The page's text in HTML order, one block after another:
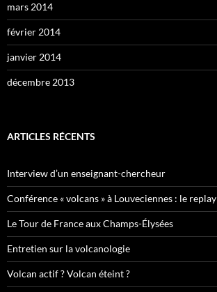
mars 2014
février 2014
janvier 2014
décembre 2013
ARTICLES RÉCENTS
Interview d’un enseignant-chercheur
Conférence « volcans » à Louveciennes : le replay
Le Tour de France aux Champs-Élysées
Entretien sur la volcanologie
Volcan actif ? Volcan éteint ?